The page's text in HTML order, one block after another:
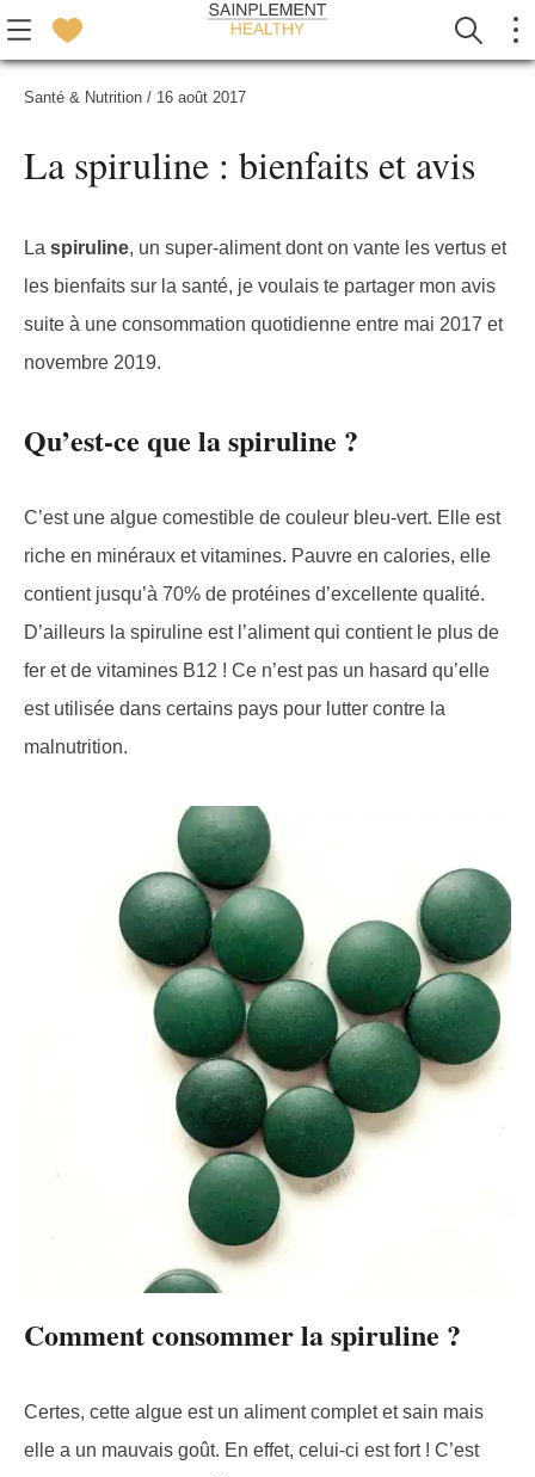
Santé & Nutrition / 16 août 2017
La spiruline : bienfaits et avis
La spiruline, un super-aliment dont on vante les vertus et
les bienfaits sur la santé, je voulais te partager mon avis
suite à une consommation quotidienne entre mai 2017 et
novembre 2019.
Qu’est-ce que la spiruline ?
C’est une algue comestible de couleur bleu-vert. Elle est
riche en minéraux et vitamines. Pauvre en calories, elle
contient jusqu’à 70% de protéines d’excellente qualité.
D’ailleurs la spiruline est l’aliment qui contient le plus de
fer et de vitamines B12 ! Ce n’est pas un hasard qu’elle
est utilisée dans certains pays pour lutter contre la
malnutrition.
Comment consommer la spiruline ?
Certes, cette algue est un aliment complet et sain mais
elle a un mauvais goût. En effet, celui-ci est fort ! C’est